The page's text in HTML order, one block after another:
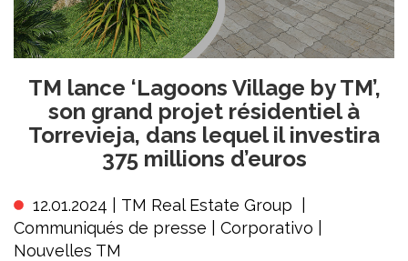
TM lance ‘Lagoons Village by TM’,
son grand projet résidentiel à
Torrevieja, dans lequel il investira
375 millions d’euros
12.01.2024 | TM Real Estate Group
Communiqués de presse
Corporativo
Nouvelles TM